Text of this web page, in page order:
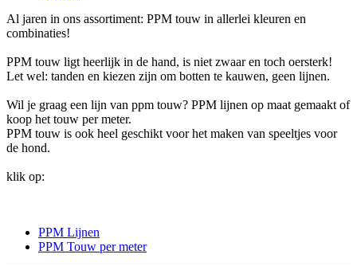
Al jaren in ons assortiment: PPM touw in allerlei kleuren en
combinaties!
PPM touw ligt heerlijk in de hand, is niet zwaar en toch oersterk!
Let wel: tanden en kiezen zijn om botten te kauwen, geen lijnen.
Wil je graag een lijn van ppm touw? PPM lijnen op maat gemaakt of
koop het touw per meter.
PPM touw is ook heel geschikt voor het maken van speeltjes voor
de hond.
klik op:
PPM Lijnen
PPM Touw per meter